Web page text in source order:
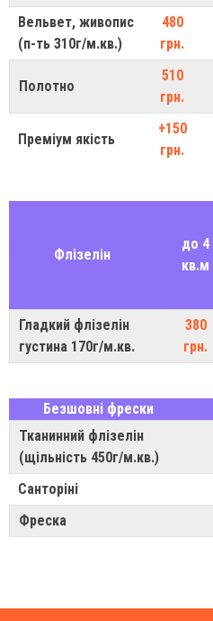
Вельвет, живопис
(п-ть 310г/м.кв.)
480
грн.
Полотно
510
грн.
Преміум якість
+150
грн.
Флізелін
до 4
кв.м
Гладкий флізелін
густина 170г/м.кв.
380
грн.
Безшовні фрески
Тканинний флізелін
(щільність 450г/м.кв.)
Санторіні
Фреска